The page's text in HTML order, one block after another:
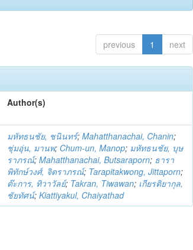
previous 1 next
Author(s)
มหัทธนชัย, ชนินทร์;Mahatthanachai, Chanin;
ชุ่มอุ่น, มานพ; Chum-un, Manop; มหัทธนชัย, บุษ
ราภรณ์;Mahatthanachai, Butsaraporn; ธารา
พิทักษ์วงศ์, จิตราภรณ์; Tarapitakwong, Jittaporn;
ต๊ะการ, ทิวาวัลย์; Takran, Tiwawan; เกียรติยากุล,
ชัยทัศน์;Kiattiyakul, Chaiyathad